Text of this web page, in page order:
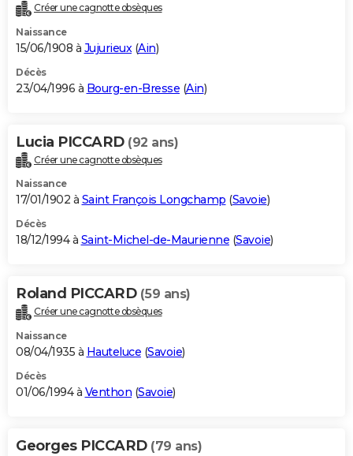
Créer une cagnotte obsèques
Naissance
15/06/1908 à Jujurieux (Ain)
Décès
23/04/1996 à Bourg-en-Bresse (Ain)
Lucia PICCARD (92 ans)
Créer une cagnotte obsèques
Naissance
17/01/1902 à Saint François Longchamp (Savoie)
Décès
18/12/1994 à Saint-Michel-de-Maurienne (Savoie)
Roland PICCARD (59 ans)
Créer une cagnotte obsèques
Naissance
08/04/1935 à Hauteluce (Savoie)
Décès
01/06/1994 à Venthon (Savoie)
Georges PICCARD (79 ans)